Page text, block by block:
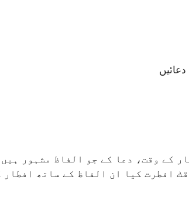
کے وقت، دعا کے جو الفاظ مشہور
افطرت کیا ان الفاظ کے ساتھ